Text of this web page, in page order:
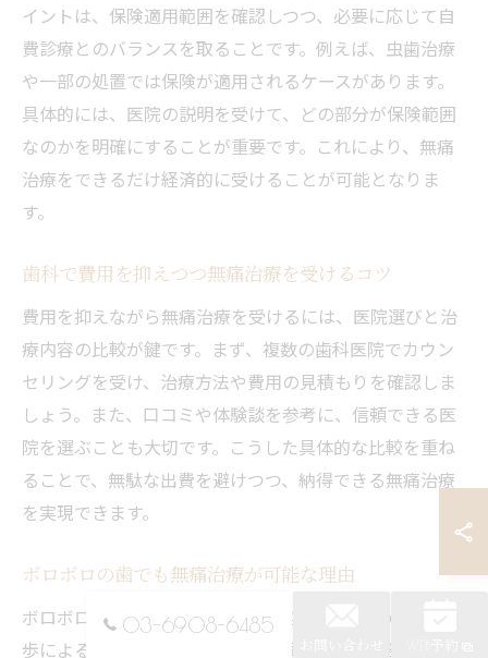
イントは、保険適用範囲を確認しつつ、必要に応じて自
費診療とのバランスを取ることです。例えば、虫歯治療
や一部の処置では保険が適用されるケースがあります。
具体的には、医院の説明を受けて、どの部分が保険範囲
なのかを明確にすることが重要です。これにより、無痛
治療をできるだけ経済的に受けることが可能となりま
す。
歯科で費用を抑えつつ無痛治療を受けるコツ
費用を抑えながら無痛治療を受けるには、医院選びと治
療内容の比較が鍵です。まず、複数の歯科医院でカウン
セリングを受け、治療方法や費用の見積もりを確認しま
しょう。また、口コミや体験談を参考に、信頼できる医
院を選ぶことも大切です。こうした具体的な比較を重ね
ることで、無駄な出費を避けつつ、納得できる無痛治療
を実現できます。
ボロボロの歯でも無痛治療が可能な理由
ボロボロの歯でも無痛治療が可能なのは、歯科の技術進
歩によるものです。麻酔技術の発展により、患部への痛
03-6908-6485